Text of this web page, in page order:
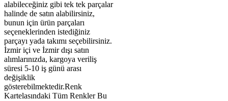
alabileceğiniz gibi tek tek parçalar
halinde de satın alabilirsiniz,
bunun için ürün parçaları
seçeneklerinden istediğiniz
parçayı yada takımı seçebilirsiniz.
İzmir içi ve İzmir dışı satın
alımlarınızda, kargoya veriliş
süresi 5-10 iş günü arası
değişiklik
gösterebilmektedir.Renk
Kartelasındaki Tüm Renkler Bu